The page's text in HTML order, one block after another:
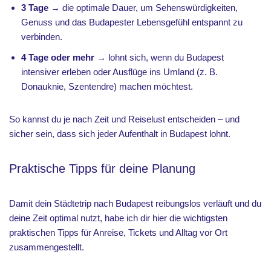
3 Tage → die optimale Dauer, um Sehenswürdigkeiten,
Genuss und das Budapester Lebensgefühl entspannt zu
verbinden.
4 Tage oder mehr → lohnt sich, wenn du Budapest
intensiver erleben oder Ausflüge ins Umland (z. B.
Donauknie, Szentendre) machen möchtest.
So kannst du je nach Zeit und Reiselust entscheiden – und
sicher sein, dass sich jeder Aufenthalt in Budapest lohnt.
Praktische Tipps für deine Planung
​​Damit dein Städtetrip nach Budapest reibungslos verläuft und du
deine Zeit optimal nutzt, habe ich dir hier die wichtigsten
praktischen Tipps für Anreise, Tickets und Alltag vor Ort
zusammengestellt.